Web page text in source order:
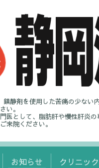
静剤を使用した苦痛の少な
い。
医として、脂肪肝や慢性肝炎
来院ください。
お知らせ クリニッ